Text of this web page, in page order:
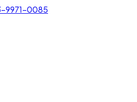
-9971-0085